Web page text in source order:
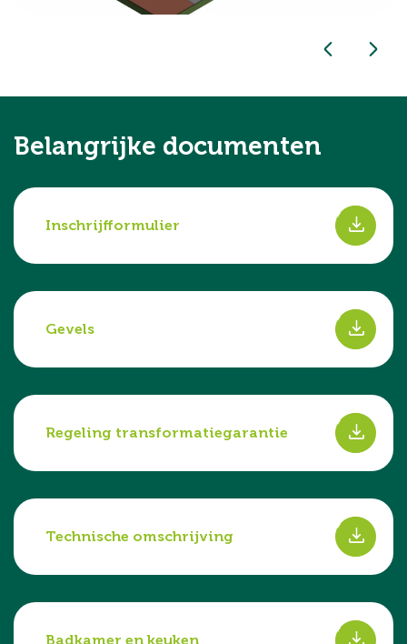
Belangrijke documenten
Inschrijfformulier s
Gevels s
Regeling transformatiegarantie s
Technische omschrijving s
Badkamer en keuken s